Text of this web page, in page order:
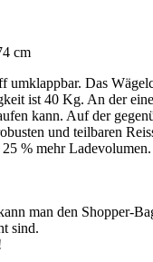
cm
Das
ist 40 Kg. An der
kann. Auf der
und teilbaren
% mehr
man den Shopper-
sind.